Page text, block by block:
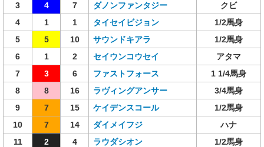
3
4 7 ダノンファンタジー
クビ
4
1 1 タイセイビジョン
1/2馬身
5
5 10 サウンドキアラ
1/2馬身
6
1 2 セイウンコウセイ
アタマ
7
3 6 ファストフォース
1 1/4馬身
8
8 16 ラヴィングアンサー
3/4馬身
9
7 15 ケイデンスコール
1/2馬身
10
7 14 ダイメイフジ
ハナ
11
2 4 ラウダシオン
1/2馬身